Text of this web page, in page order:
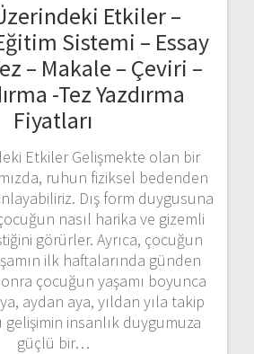
Etkiler –
Sistemi – Essay
– Makale – Çeviri –
-Tez Yazdırma
Fiyatları
Etkiler Gelişmekte olan bir
ruhun fiziksel bedenden
Dış form duygusuna
nasıl harika ve gizemli
görürler. Ayrıca, çocuğun
ilk haftalarında günden
çocuğun yaşamı boyunca
aydan aya, yıldan yıla takip
insanlık duygumuza
güçlü bir…